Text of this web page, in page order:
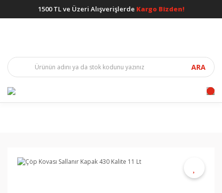
1500 TL ve Üzeri Alışverişlerde Kargo Bizden!
ARA